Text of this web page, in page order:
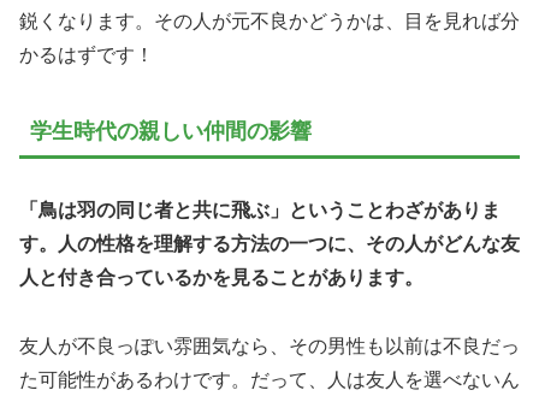
鋭くなります。その人が元不良かどうかは、目を見れば分
かるはずです！
学生時代の親しい仲間の影響
「鳥は羽の同じ者と共に飛ぶ」ということわざがありま
す。人の性格を理解する方法の一つに、その人がどんな友
人と付き合っているかを見ることがあります。
友人が不良っぽい雰囲気なら、その男性も以前は不良だっ
た可能性があるわけです。だって、人は友人を選べないん